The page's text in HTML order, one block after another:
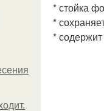
* стойка
*
*